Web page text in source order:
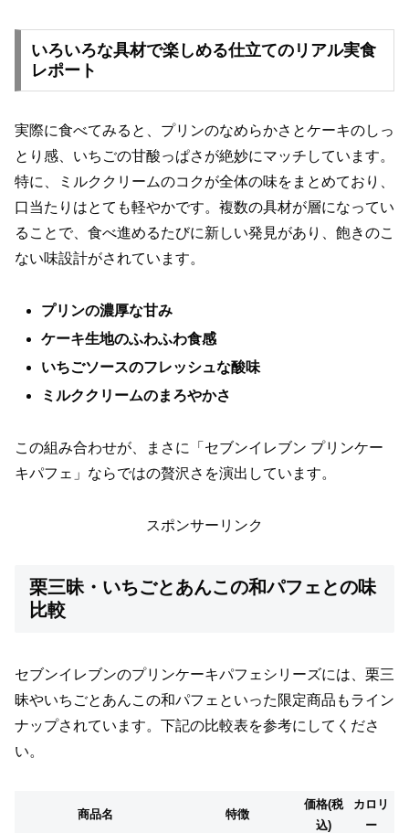
いろいろな具材で楽しめる仕立てのリアル実食
レポート
実際に食べてみると、プリンのなめらかさとケーキのしっ
とり感、いちごの甘酸っぱさが絶妙にマッチしています。
特に、ミルククリームのコクが全体の味をまとめており、
口当たりはとても軽やかです。複数の具材が層になってい
ることで、食べ進めるたびに新しい発見があり、飽きのこ
ない味設計がされています。
プリンの濃厚な甘み
ケーキ生地のふわふわ食感
いちごソースのフレッシュな酸味
ミルククリームのまろやかさ
この組み合わせが、まさに「セブンイレブン プリンケー
キパフェ」ならではの贅沢さを演出しています。
スポンサーリンク
栗三昧・いちごとあんこの和パフェとの味
比較
セブンイレブンのプリンケーキパフェシリーズには、栗三
昧やいちごとあんこの和パフェといった限定商品もライン
ナップされています。下記の比較表を参考にしてくださ
い。
商品名 特徴
価格(税
込)
カロリ
ー